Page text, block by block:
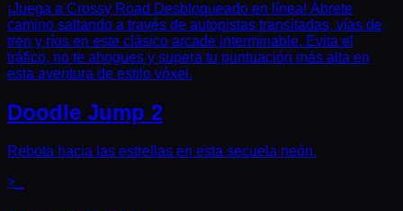
¡Juega a Crossy Road Desbloqueado en línea! Ábrete
camino saltando a través de autopistas transitadas, vías de
tren y ríos en este clásico arcade interminable. Evita el
tráfico, no te ahogues y supera tu puntuación más alta en
esta aventura de estilo vóxel.
Doodle Jump 2
Rebota hacia las estrellas en esta secuela neón.
>_